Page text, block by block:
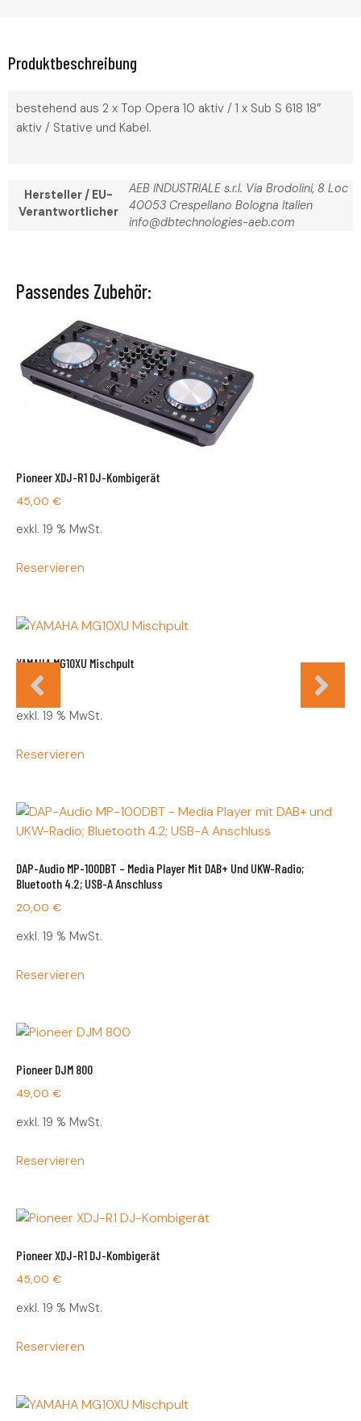
Produktbeschreibung
bestehend aus 2 x Top Opera 10 aktiv / 1 x Sub S 618 18″
aktiv / Stative und Kabel.
Hersteller / EU-
Verantwortlicher
AEB INDUSTRIALE s.r.l. Via Brodolini, 8 Loc
40053 Crespellano Bologna Italien
info@dbtechnologies-aeb.com
Passendes Zubehör:
Pioneer XDJ-R1 DJ-Kombigerät
45,00 €
exkl. 19 % MwSt.
Reservieren
YAMAHA MG10XU Mischpult
24,00
exkl. 19 % MwSt.
Reservieren
DAP-Audio MP-100DBT – Media Player Mit DAB+ Und UKW-Radio;
Bluetooth 4.2; USB-A Anschluss
20,00 €
exkl. 19 % MwSt.
Reservieren
Pioneer DJM 800
49,00 €
exkl. 19 % MwSt.
Reservieren
Pioneer XDJ-R1 DJ-Kombigerät
45,00 €
exkl. 19 % MwSt.
Reservieren